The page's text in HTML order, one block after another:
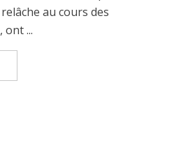
au cours des
ont ...